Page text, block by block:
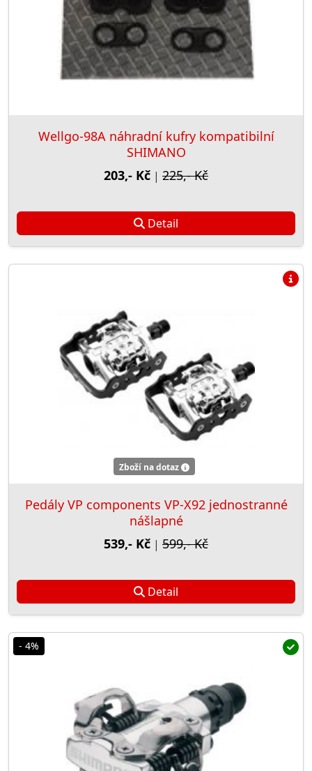
Wellgo-98A náhradní kufry kompatibilní
SHIMANO
203,- Kč | 225,- Kč
Detail
Zboží na dotaz
Pedály VP components VP-X92 jednostranné
nášlapné
539,- Kč | 599,- Kč
Detail
- 4%